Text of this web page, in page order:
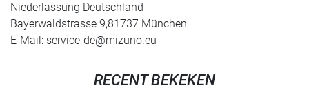
Niederlassung Deutschland
Bayerwaldstrasse 9,81737 München
E-Mail: service-de@mizuno.eu
RECENT BEKEKEN